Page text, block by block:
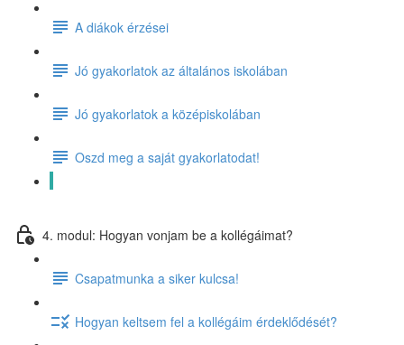
A diákok érzései
Jó gyakorlatok az általános iskolában
Jó gyakorlatok a középiskolában
Oszd meg a saját gyakorlatodat!
4. modul: Hogyan vonjam be a kollégáimat?
Csapatmunka a siker kulcsa!
Hogyan keltsem fel a kollégáim érdeklődését?